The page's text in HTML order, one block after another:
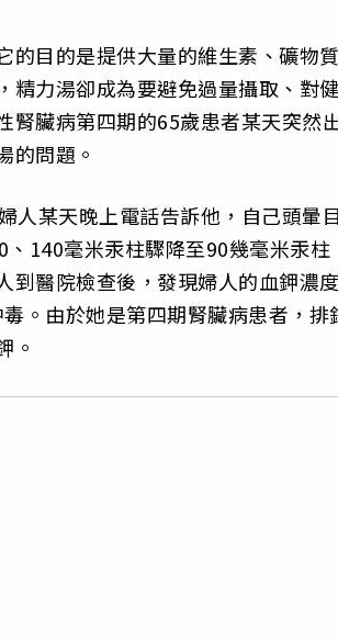
的目的是提供大量的維生素、礦物
精力湯卻成為要避免過量攝取、對
腎臟病第四期的65歲患者某天突然
的問題。
人某天晚上電話告訴他，自己頭暈
140毫米汞柱驟降至90幾毫米汞柱
到醫院檢查後，發現婦人的血鉀濃
。由於她是第四期腎臟病患者，排
。